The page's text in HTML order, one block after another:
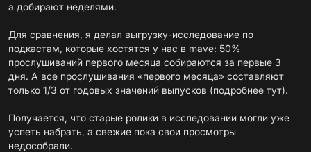
а добирают неделями.
Для сравнения, я делал выгрузку-исследование по
подкастам, которые хостятся у нас в mave: 50%
прослушиваний первого месяца собираются за первые 3
дня. А все прослушивания «первого месяца» составляют
только 1/3 от годовых значений выпусков (подробнее тут).
Получается, что старые ролики в исследовании могли уже
успеть набрать, а свежие пока свои просмотры
недособрали.